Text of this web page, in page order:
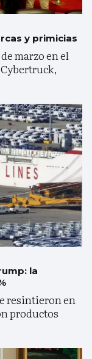
y primicias
marzo en el
la
resintieron en
productos